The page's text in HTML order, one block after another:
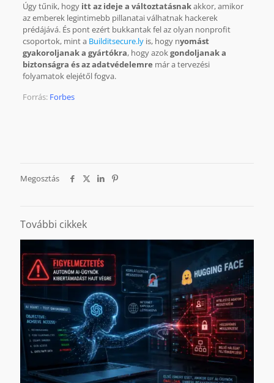
Úgy tűnik, hogy itt az ideje a változtatásnakakkor, amikor
az emberek legintimebb pillanatai válhatnak hackerek
prédájává. És pont ezért bukkantak fel az olyan nonprofit
csoportok, mint a Builditsecure.lyis, hogy nyomást
gyakoroljanak a gyártókra, hogy azokgondoljanak a
biztonságra és az adatvédelemre már a tervezési
folyamatok elejétől fogva.
Forrás: Forbes
Megosztás
További cikkek